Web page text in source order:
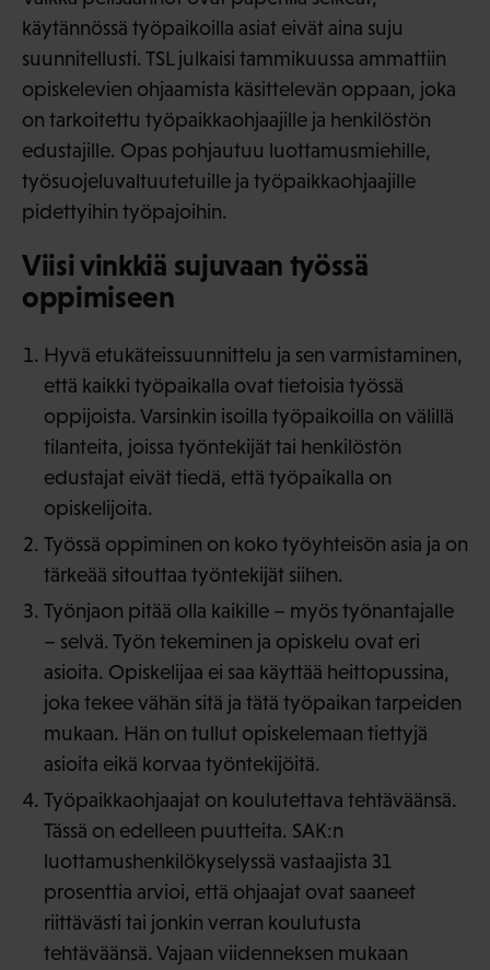
käytännössä työpaikoilla asiat eivät aina suju
suunnitellusti. TSL julkaisi tammikuussa ammattiin
opiskelevien ohjaamista käsittelevän oppaan, joka
on tarkoitettu työpaikkaohjaajille ja henkilöstön
edustajille. Opas pohjautuu luottamusmiehille,
työsuojeluvaltuutetuille ja työpaikkaohjaajille
pidettyihin työpajoihin.
Viisi vinkkiä sujuvaan työssä
oppimiseen
Hyvä etukäteissuunnittelu ja sen varmistaminen,
että kaikki työpaikalla ovat tietoisia työssä
oppijoista. Varsinkin isoilla työpaikoilla on välillä
tilanteita, joissa työntekijät tai henkilöstön
edustajat eivät tiedä, että työpaikalla on
opiskelijoita.
Työssä oppiminen on koko työyhteisön asia ja on
tärkeää sitouttaa työntekijät siihen.
Työnjaon pitää olla kaikille – myös työnantajalle
– selvä. Työn tekeminen ja opiskelu ovat eri
asioita. Opiskelijaa ei saa käyttää heittopussina,
joka tekee vähän sitä ja tätä työpaikan tarpeiden
mukaan. Hän on tullut opiskelemaan tiettyjä
asioita eikä korvaa työntekijöitä.
Työpaikkaohjaajat on koulutettava tehtäväänsä.
Tässä on edelleen puutteita. SAK:n
luottamushenkilökyselyssä vastaajista 31
prosenttia arvioi, että ohjaajat ovat saaneet
riittävästi tai jonkin verran koulutusta
tehtäväänsä. Vajaan viidenneksen mukaan